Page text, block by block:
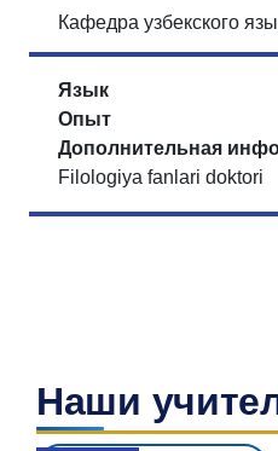
Кафедра узбекского
Язык
Опыт
Дополнительная
Filologiya fanlari doktori
Наши